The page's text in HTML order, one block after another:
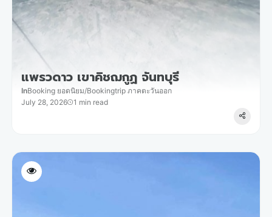
แพรวดาว เขาคิชฌกูฏ จันทบุรี
InBooking ยอดนิยม/Bookingtrip ภาคตะวันออก
July 28, 2026
1 min read